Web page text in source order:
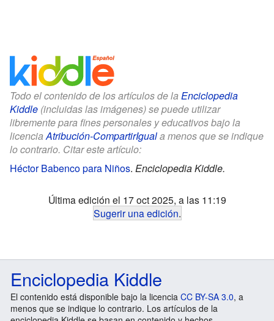
Todo el contenido de los artículos de la Enciclopedia
Kiddle (incluidas las imágenes) se puede utilizar
libremente para fines personales y educativos bajo la
licenciaAtribución-CompartirIguala menos que se indique
lo contrario. Citar este artículo:
Héctor Babenco para Niños. Enciclopedia Kiddle.
Última edición el 17 oct 2025, a las 11:19
Sugerir una edición.
Enciclopedia Kiddle
El contenido está disponible bajo la licencia CC BY-SA 3.0, a
menos que se indique lo contrario. Los artículos de la